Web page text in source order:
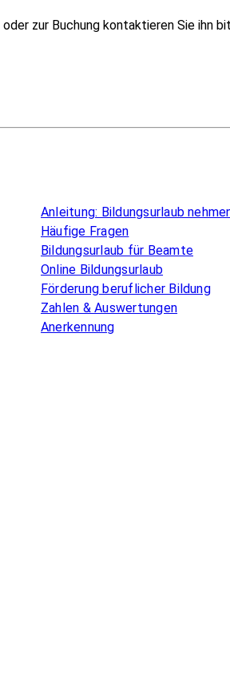
zur Buchung kontaktieren Sie ihn
Anleitung: Bildungsurlaub
Häufige Fragen
Bildungsurlaub für Beamte
Online Bildungsurlaub
Förderung beruflicher Bildung
Zahlen & Auswertungen
Anerkennung